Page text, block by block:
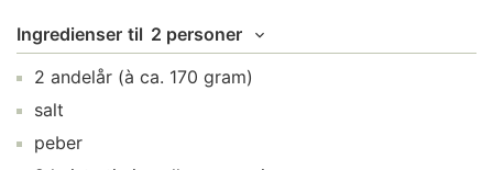
Ingredienser til 2 personer
2 andelår (à ca. 170 gram)
salt
peber